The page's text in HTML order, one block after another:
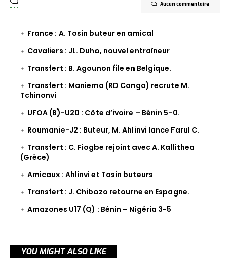
Aucun commentaire
France : A. Tosin buteur en amical
Cavaliers : JL. Duho, nouvel entraîneur
Transfert : B. Agounon file en Belgique.
Transfert : Maniema (RD Congo) recrute M.
Tchinonvi
UFOA (B)-U20 : Côte d’ivoire – Bénin 5-0.
Roumanie-J2 : Buteur, M. Ahlinvi lance Farul C.
Transfert : C. Fiogbe rejoint avec A. Kallithea
(Grèce)
Amicaux : Ahlinvi et Tosin buteurs
Transfert : J. Chibozo retourne en Espagne.
Amazones U17 (Q) : Bénin – Nigéria 3-5
YOU MIGHT ALSO LIKE